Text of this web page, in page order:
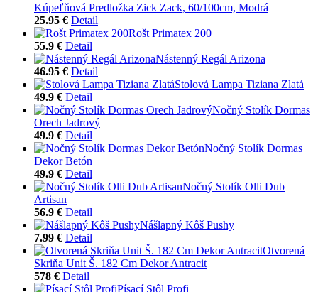
Kúpeľňová Predložka Zick Zack, 60/100cm, Modrá
25.95 € Detail
Rošt Primatex 200
55.9 € Detail
Nástenný Regál Arizona
46.95 € Detail
Stolová Lampa Tiziana Zlatá
49.9 € Detail
Nočný Stolík Dormas
Orech Jadrový
49.9 € Detail
Nočný Stolík Dormas
Dekor Betón
49.9 € Detail
Nočný Stolík Olli Dub
Artisan
56.9 € Detail
Nášlapný Kôš Pushy
7.99 € Detail
Otvorená
Skriňa Unit Š. 182 Cm Dekor Antracit
578 € Detail
Písací Stôl Profi